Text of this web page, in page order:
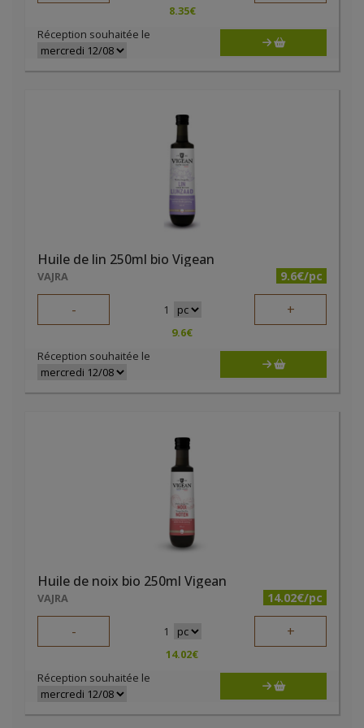
8.35€
Réception souhaitée le
Huile de lin 250ml bio Vigean
VAJRA 9.6€/pc
- 1 +
9.6€
Réception souhaitée le
Huile de noix bio 250ml Vigean
VAJRA 14.02€/pc
- 1 +
14.02€
Réception souhaitée le